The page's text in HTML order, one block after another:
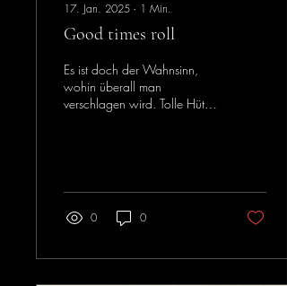
17. Jan. 2025 ∙ 1 Min.
Good times roll
Es ist doch der Wahnsinn,
wohin überall man
verschlagen wird. Tolle Hütte!
0 0